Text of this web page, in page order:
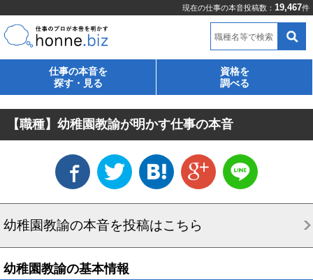
現在の仕事の本音投稿数： 19,467件
職種名等で検索
仕事の本音を
探す・見る
資格を
調べる
【職種】幼稚園教諭が明かす仕事の本音
幼稚園教諭の本音を投稿はこちら
幼稚園教諭の基本情報